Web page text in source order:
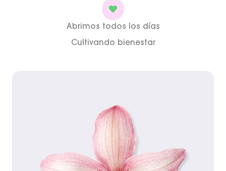
Abrimos todos los días
Cultivando bienestar